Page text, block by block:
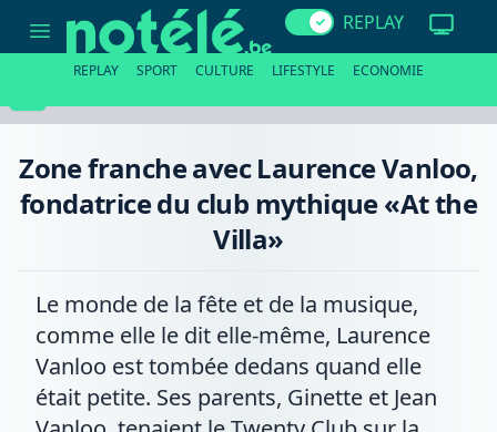
franche
du
«At
Villa»
REPLAY
REPLAY SPORT CULTURE LIFESTYLE ECONOMIE
Zone franche avec Laurence Vanloo,
fondatrice du club mythique «At the
Villa»
Le monde de la fête et de la musique,
comme elle le dit elle-même, Laurence
Vanloo est tombée dedans quand elle
était petite. Ses parents, Ginette et Jean